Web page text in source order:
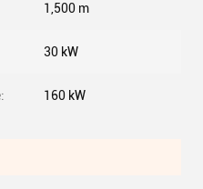
1,500 m
30 kW
160 kW